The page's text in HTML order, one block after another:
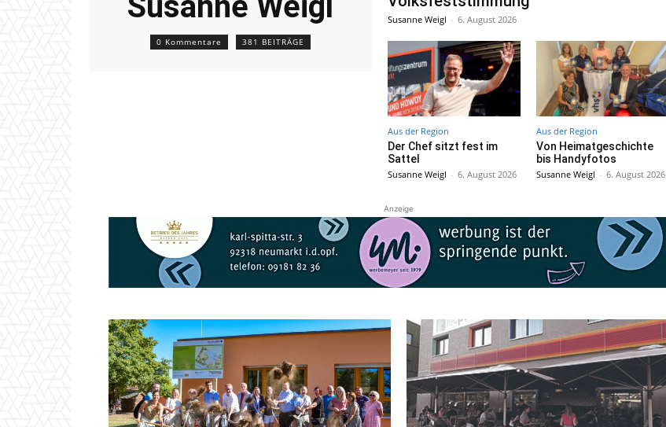
0 Kommentare 381 BEITRÄGE
Susanne Weigl - 6. August 2026
Aus der Region
Der Chef sitzt fest im
Sattel
Susanne Weigl - 6. August 2026
Aus der Region
Von Heimatgeschichte
bis Handyfotos
Susanne Weigl - 6. August 2026
Anzeige